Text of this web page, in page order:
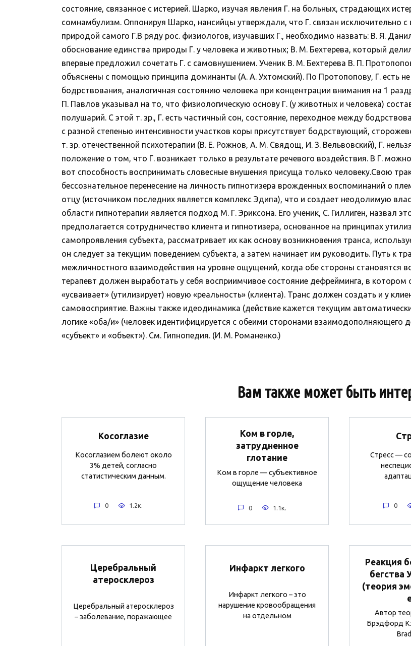
состояние, связанное с истерией. Шарко, изучая явления Г. на больных, страдающих
сомнамбулизм. Оппонируя Шарко, нансийцы утверждали, что Г. связан исключительно с
природой самого Г.В ряду рос. физиологов, изучавших Г., необходимо назвать: В. Я.
обоснование единства природы Г. у человека и животных; В. М. Бехтерева, который
впервые предложил сочетать Г. с самовнушением. Ученик В. М. Бехтерева В. П.
объяснены с помощью принципа доминанты (А. А. Ухтомский). По Протопопову, Г. есть
бодрствования, аналогичная состоянию человека при концентрации внимания на 1
П. Павлов указывал на то, что физиологическую основу Г. (у животных и человека)
полушарий. С этой т. зр., Г. есть частичный сон, состояние, переходное между
с разной степенью интенсивности участков коры присутствует бодрствующий,
т. зр. отечественной психотерапии (В. Е. Рожнов, А. М. Свядощ, И. З. Вельвовский), Г.
положение о том, что Г. возникает только в результате речевого воздействия. В Г.
вот способность воспринимать словесные внушения присуща только человеку.Свою
бессознательное перенесение на личность гипнотизера врожденных воспоминаний о
отцу (источником последних является комплекс Эдипа), что и создает неодолимую
области гипнотерапии является подход М. Г. Эриксона. Его ученик, С. Гиллиген, назвал
предполагается сотрудничество клиента и гипнотизера, основанное на принципах
самопроявления субъекта, рассматривает их как основу возникновения транса,
он следует за текущим поведением субъекта, а затем начинает им руководить. Путь к
межличностного взаимодействия на уровне ощущений, когда обе стороны становятся
терапевт должен выработать у себя восприимчивое состояние дефрейминга, в
«усваивает» (утилизирует) новую «реальность» (клиента). Транс должен создать и у
самовосприятие. Важны также идеодинамика (действие кажется текущим
логике «оба/и» (человек идентифицируется с обеими сторонами взаимодополняющего
«субъект» и «объект»). См. Гипнопедия. (И. М. Романенко.)
Вам также может быть
Косоглазие
Косоглазием болеют около
3% детей, согласно
статистическим данным.
0 1.2к.
Ком в горле,
затрудненное
глотание
Ком в горле — субъективное
ощущение человека
0 1.1к.
Стресс —
0
Церебральный
атеросклероз
Церебральный атеросклероз
– заболевание, поражающее
Инфаркт легкого
Инфаркт легкого – это
нарушение кровообращения
на отдельном
Реакция
бегства
(теория
Автор
Брэдфорд